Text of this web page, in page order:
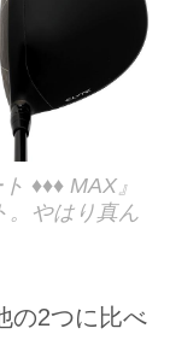
♦♦♦ MAX』
。やはり真ん
の2つに比べ